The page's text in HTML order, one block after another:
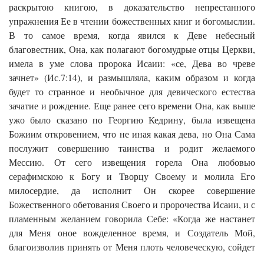
раскрытою книгою, в доказательство непрестанного
упражнения Ее в чтении божественных книг и богомыслии.
В то самое время, когда явился к Деве небесный
благовестник, Она, как полагают богомудрые отцы Церкви,
имела в уме слова пророка Исаии: «се, Дева во чреве
зачнет» (Ис.7:14), и размышляла, каким образом и когда
будет то странное и необычное для девического естества
зачатие и рождение. Еще ранее сего времени Она, как выше
ужо было сказано по Георгию Кедрину, была извещена
Божиим откровением, что не иная какая дева, но Она Сама
послужит совершению таинства и родит желаемого
Мессию. От сего извещения горела Она любовью
серафимскою к Богу и Творцу Своему и молила Его
милосердие, да исполнит Он скорее совершение
Божественного обетования Своего и пророчества Исаии, и с
пламенным желанием говорила Себе: «Когда же настанет
для Меня оное вожделенное время, и Создатель Мой,
благоизволив принять от Меня плоть человеческую, сойдет